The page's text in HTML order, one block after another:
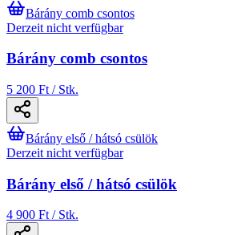
Bárány comb csontos
Derzeit nicht verfügbar
Bárány comb csontos
5 200 Ft / Stk.
Bárány első / hátsó csülök
Derzeit nicht verfügbar
Bárány első / hátsó csülök
4 900 Ft / Stk.